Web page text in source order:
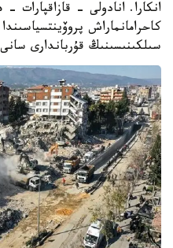
انكارا. انادولى - قازاقپارات -
كاحرامانماراش
سىلكىنىسىنىڭ قۇرباندارى سانى 40642 ادامعا جەتتى.